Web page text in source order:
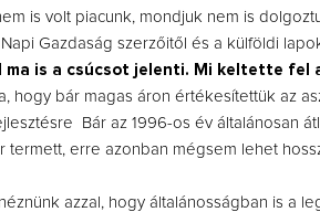
is volt piacunk, mondjuk nem is
Gazdaság szerzőitől és a külföldi
ma is a csúcsot jelenti. Mi keltette fel
hogy bár magas áron értékesítettük az
Bár az 1996-os év általánosan
termett, erre azonban mégsem lehet
azzal, hogy általánosságban is a